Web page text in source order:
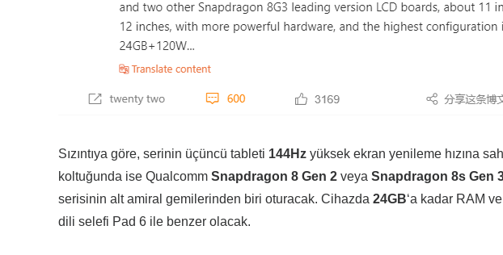
Sızıntıya göre, serinin üçüncü tableti 144Hz yüksek ekran yenileme hızına
koltuğunda ise Qualcomm Snapdragon 8 Gen 2 veya Snapdragon 8s Gen
serisinin alt amiral gemilerinden biri oturacak. Cihazda 24GB‘a kadar RAM ve
dili selefi Pad 6 ile benzer olacak.